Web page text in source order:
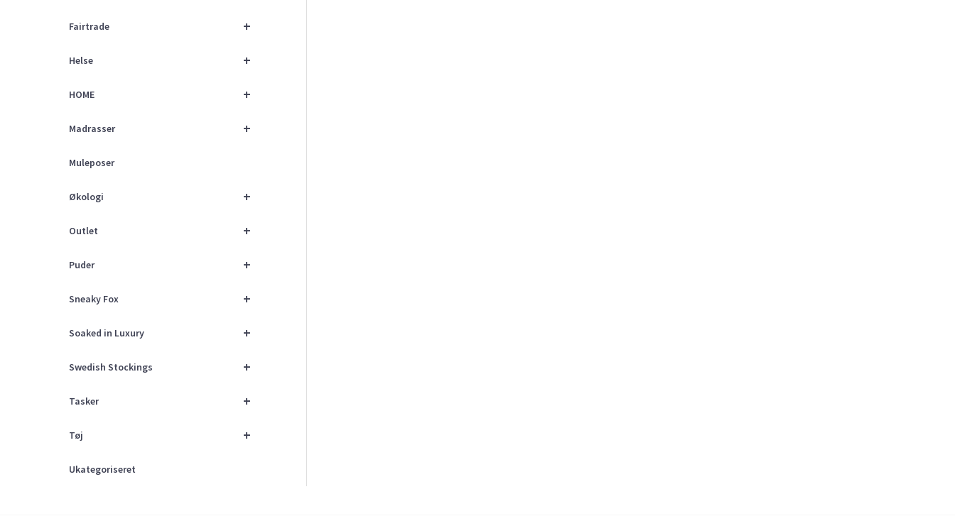
+
Fairtrade
+
Helse
+
HOME
+
Madrasser
Muleposer
+
Økologi
+
Outlet
+
Puder
+
Sneaky Fox
+
Soaked in Luxury
+
Swedish Stockings
+
Tasker
+
Tøj
Ukategoriseret